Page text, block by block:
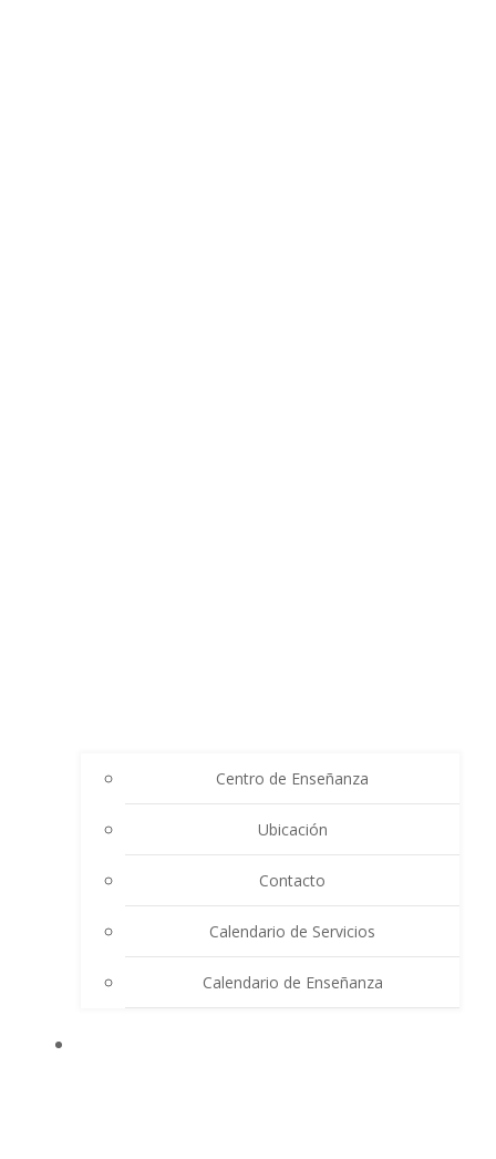
Centro de Enseñanza
Ubicación
Contacto
Calendario de Servicios
Calendario de Enseñanza